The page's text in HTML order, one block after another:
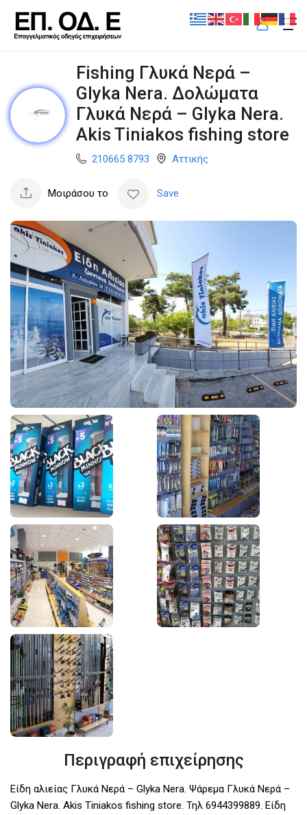
Fishing Γλυκά Νερά –
Glyka Nera. Δολώματα
Γλυκά Νερά – Glyka Nera.
Akis Tiniakos fishing store
210665 8793 Αττικής
Μοιράσου το Save
Περιγραφή επιχείρησης
Είδη αλιείας Γλυκά Νερά – Glyka Nera. Ψάρεμα Γλυκά Νερά –
Glyka Nera. Akis Tiniakos fishing store. Τηλ 6944399889. Είδη